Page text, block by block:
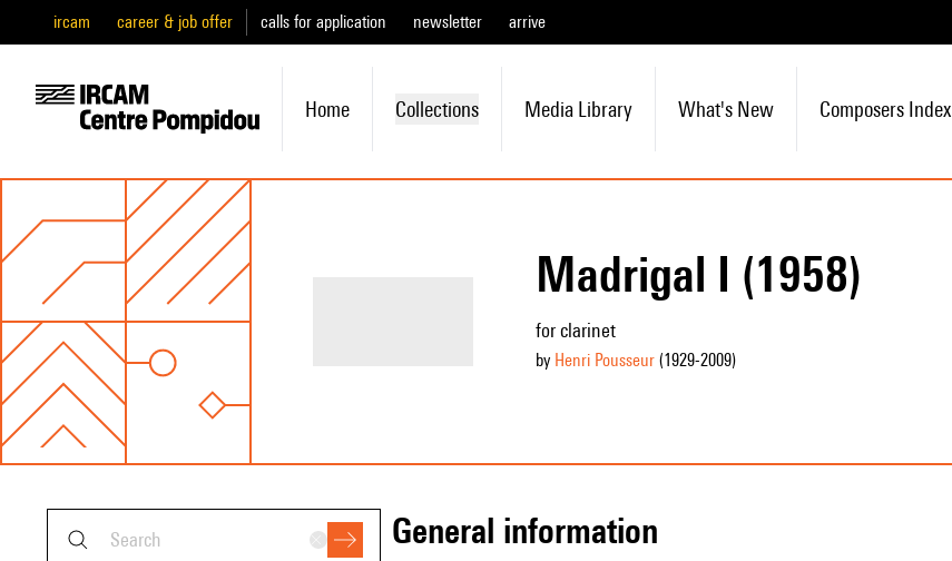
ircam career & job offer calls for application newsletter arrive
Home Collections Media Library What's New Composers Index
Madrigal I (1958)
for clarinet
by Henri Pousseur(1929-2009)
general information